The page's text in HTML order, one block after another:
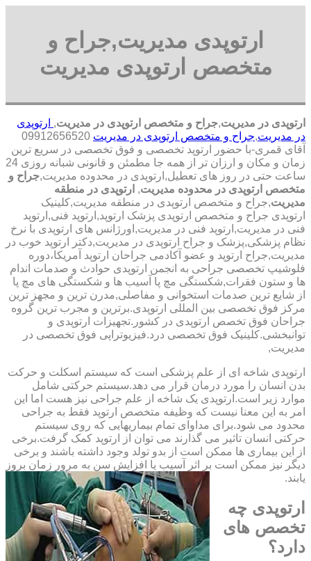
ارتوپدی مدیریت,جراح و
متخصص ارتوپدی مدیریت
ارتوپدی در مدیریت,جراح و متخصص ارتوپدی در مدیریت, ارتوپدی
در مدیریت,جراح و متخصص ارتوپدی در مدیریت 09912656520
آقای قمری-با حضور ارتوپد تخصصی و فوق تخصصی در سریع ترین
زمان و مکان و ارزان تر از همه جا مطمئن و قانونی شبانه روزی 24
ساعت حتی در روز های تعطیل,ارتوپدی در محدوده مدیریت,جراح و
متخصص ارتوپدی در محدوده مدیریت, ارتوپدی در منطقه
مدیریت,جراح و متخصص ارتوپدی در منطقه مدیریت,کلینیک
ارتوپدی جراح و متخصص ارتوپدی پزشک ارتوپد,ارتوپد فنی,ارتوپد
فنی در مدیریت,ارتوپد فنی در مدیریت,اورژانس های ارتوپدی با نرخ
نظام پزشکی,پزشک و جراح ارتوپدی در مدیریت,دکتر ارتوپد خوب در
مدیریت,جراح ارتوپد و عضو آکادمی جراحان ارتوپد آمریکا،دوره
فلوشیپ تخصصی جراحی به انجمن ارتوپدی حوادث و صدمات اندام
ها و ستون فقرات,شکستگی مچ پا آسیب ها و شکستگی های مچ پا
از شایع ترین صدمات استخوانی و مفاصلی,مدرن ترین و مجهز ترین
مرکز فوق تخصصی بین المللی ارتوپدی.برترین ‏و ‏مجرب ‏ترین ‏گروه
‏جراحان ‏فوق ‏تخصص ‏ارتوپدی ‏در ‏کشور.تجهیزات ارتوپدی و
توانبخشی.کلینیک فوق تخصصی درد.فیزیوتراپی فوق تخصصی در
مدیریت,
ارتوپدی شاخه ای از علم پزشکی است که سیستم اسکلت و حرکت
بدن انسان را مورد درمان قرار می دهد.سیستم حرکتی شامل
موارد زیر است.ارتوپدی یک شاخه از علم جراحی نیز هست اما این
امر به این معنا نیست که وظیفه متخصص ارتوپد فقط به جراحی
محدود می شود.برای مداوای تمام بیماریهایی که روی سیستم
حرکتی انسان تاثیر می گذارند می توان از ارتوپد کمک گرفت.برخی
از این بیماری ها ممکن است از بدو تولد وجود داشته باشند و برخی
دیگر نیز ممکن است بر اثر آسیب یا افزایش سن به مرور زمان بروز
یابند.
ارتوپدی چه
تخصص های
دارد؟